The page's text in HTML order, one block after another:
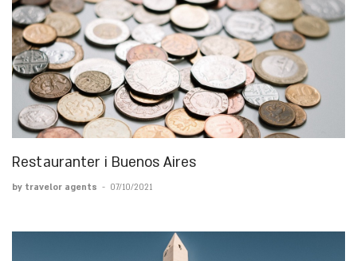
Restauranter i Buenos Aires
by travelor agents - 07/10/2021